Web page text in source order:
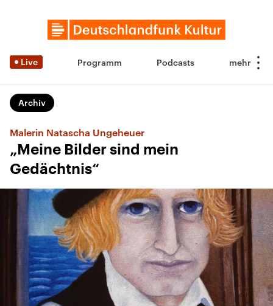
Live Programm Podcasts
Archiv
Malerin Natascha Ungeheuer
„Meine Bilder sind mein
Gedächtnis“